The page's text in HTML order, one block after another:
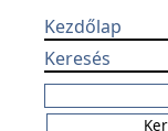
Kezdőlap
Keresés